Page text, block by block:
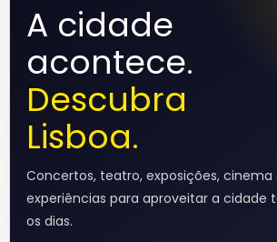
A cidade
acontece.
Descubra
Lisboa.
Concertos, teatro, exposições, cinema
experiências para aproveitar a cidade
os dias.